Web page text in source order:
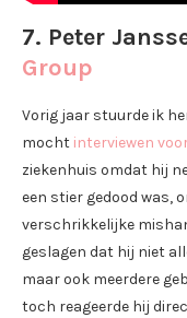
7. Peter
Group
Vorig jaar stuurde ik
mocht interviewen
ziekenhuis omdat hij
een stier gedood was,
verschrikkelijke
geslagen dat hij niet
maar ook meerdere
toch reageerde hij